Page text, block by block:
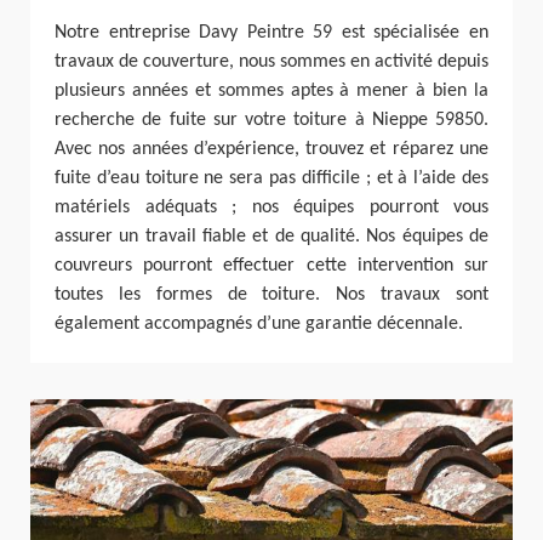
Notre entreprise Davy Peintre 59 est spécialisée en
travaux de couverture, nous sommes en activité depuis
plusieurs années et sommes aptes à mener à bien la
recherche de fuite sur votre toiture à Nieppe 59850.
Avec nos années d’expérience, trouvez et réparez une
fuite d’eau toiture ne sera pas difficile ; et à l’aide des
matériels adéquats ; nos équipes pourront vous
assurer un travail fiable et de qualité. Nos équipes de
couvreurs pourront effectuer cette intervention sur
toutes les formes de toiture. Nos travaux sont
également accompagnés d’une garantie décennale.